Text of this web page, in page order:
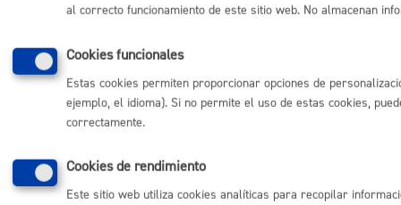
© Donostiako Udala - Ayuntamiento de Donostia / San Sebastián
Aviso legal
Política de privacidad
Política de cookies
Declaración de accesibilidad
al correcto funcionamiento de este sitio web. No almacenan
Cookies funcionales
Estas cookies permiten proporcionar opciones de
ejemplo, el idioma). Si no permite el uso de estas cookies,
correctamente.
Cookies de rendimiento
Este sitio web utiliza cookies analíticas para recopilar